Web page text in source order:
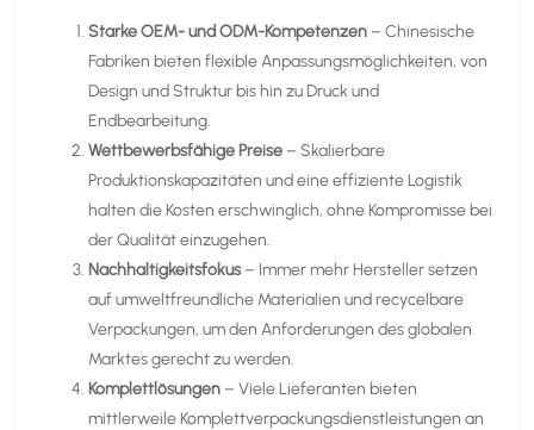
Starke OEM- und ODM-Kompetenzen – Chinesische
Fabriken bieten flexible Anpassungsmöglichkeiten, von
Design und Struktur bis hin zu Druck und
Endbearbeitung.
Wettbewerbsfähige Preise – Skalierbare
Produktionskapazitäten und eine effiziente Logistik
halten die Kosten erschwinglich, ohne Kompromisse bei
der Qualität einzugehen.
Nachhaltigkeitsfokus– Immer mehr Hersteller setzen
auf umweltfreundliche Materialien und recycelbare
Verpackungen, um den Anforderungen des globalen
Marktes gerecht zu werden.
Komplettlösungen – Viele Lieferanten bieten
mittlerweile Komplettverpackungsdienstleistungen an